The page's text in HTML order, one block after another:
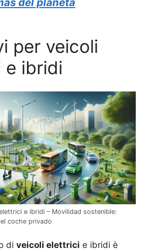
per veicoli
e ibridi
e ibridi – Movilidad sostenible:
coche privado
di veicoli elettrici e ibridi è